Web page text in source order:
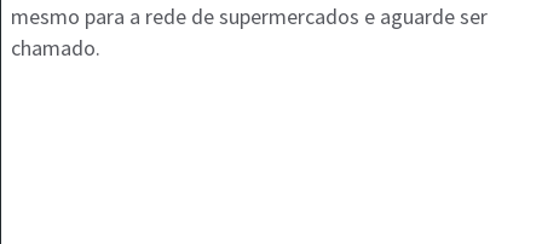
mesmo para a rede de supermercados e aguarde ser
chamado.